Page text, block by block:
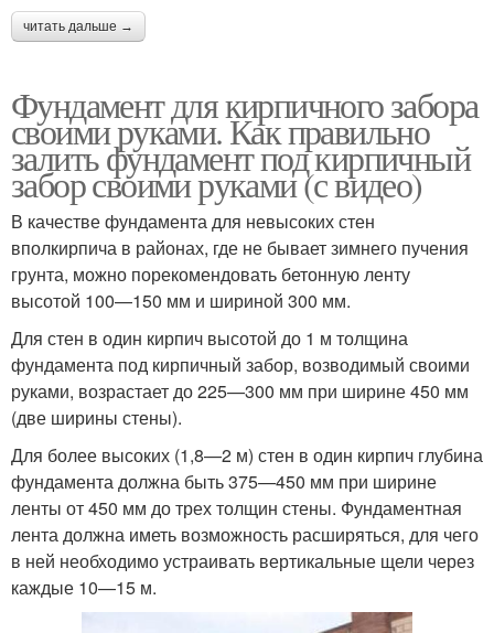
читать дальше →
Фундамент для кирпичного забора
своими руками. Как правильно
залить фундамент под кирпичный
забор своими руками (с видео)
В качестве фундамента для невысоких стен
вполкирпича в районах, где не бывает зимнего пучения
грунта, можно порекомендовать бетонную ленту
высотой 100—150 мм и шириной 300 мм.
Для стен в один кирпич высотой до 1 м толщина
фундамента под кирпичный забор, возводимый своими
руками, возрастает до 225—300 мм при ширине 450 мм
(две ширины стены).
Для более высоких (1,8—2 м) стен в один кирпич глубина
фундамента должна быть 375—450 мм при ширине
ленты от 450 мм до трех толщин стены. Фундаментная
лента должна иметь возможность расширяться, для чего
в ней необходимо устраивать вертикальные щели через
каждые 10—15 м.